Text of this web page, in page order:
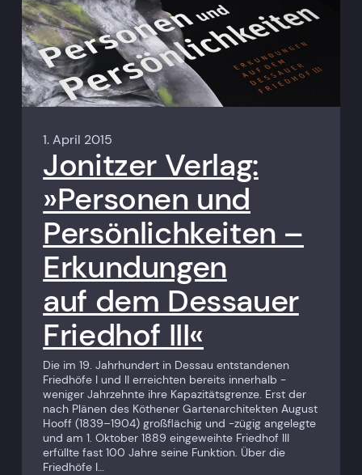
1. April 2015
Jonitzer Verlag:
»Personen und
Persönlichkeiten –
Erkundungen
auf dem Dessauer
Friedhof III«
Die im 19. Jahrhundert in Dessau entstandenen
Friedhöfe I und II erreichten bereits innerhalb ­
weniger Jahrzehnte ihre Kapazitäts­grenze. Erst der
nach Plänen des Köthener Gartenarchitekten August
Hooff (1839–1904) großflächig und -zügig angelegte
und am 1. Oktober 1889 eingeweihte Friedhof III
erfüllte fast 100 Jahre seine Funktion. Über die
Friedhöfe I…